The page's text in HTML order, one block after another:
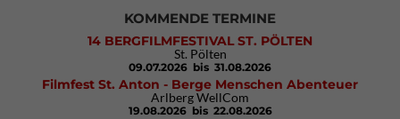
KOMMENDE TERMINE
14 BERGFILMFESTIVAL ST. PÖLTEN
St. Pölten
09.07.2026 bis 31.08.2026
Filmfest St. Anton - Berge Menschen Abenteuer
Arlberg WellCom
19.08.2026 bis 22.08.2026